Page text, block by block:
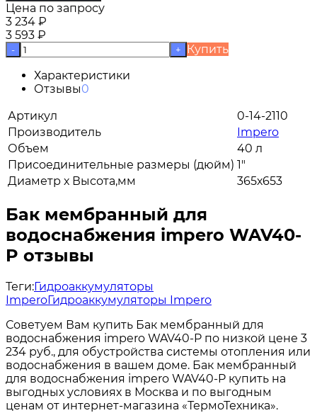
Цена по запросу
3 234 ₽
3 593 ₽
- +
Купить
Характеристики
Отзывы0
Артикул
0-14-2110
Производитель
Impero
Объем
40 л
Присоединительные размеры (дюйм) 1"
Диаметр х Высота,мм
365х653
Бак мембранный для
водоснабжения impero WAV40-
P отзывы
Теги:Гидроаккумуляторы
ImperoГидроаккумуляторы Impero
Советуем Вам купить Бак мембранный для
водоснабжения impero WAV40-P по низкой цене 3
234 руб., для обустройства системы отопления или
водоснабжения в вашем доме. Бак мембранный
для водоснабжения impero WAV40-P купить на
выгодных условиях в Москва и по выгодным
ценам от интернет-магазина «ТермоТехника».